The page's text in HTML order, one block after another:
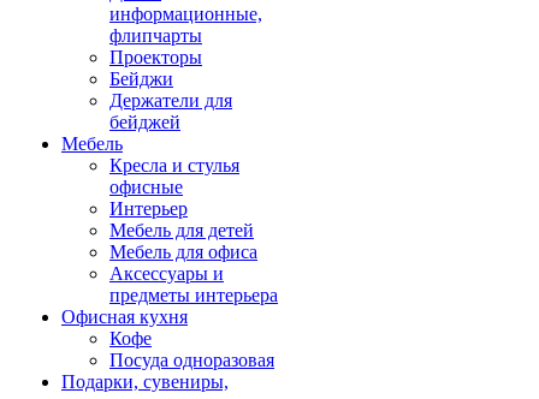
информационные,
флипчарты
Проекторы
Бейджи
Держатели для
бейджей
Мебель
Кресла и стулья
офисные
Интерьер
Мебель для детей
Мебель для офиса
Аксессуары и
предметы интерьера
Офисная кухня
Кофе
Посуда одноразовая
Подарки, сувениры,